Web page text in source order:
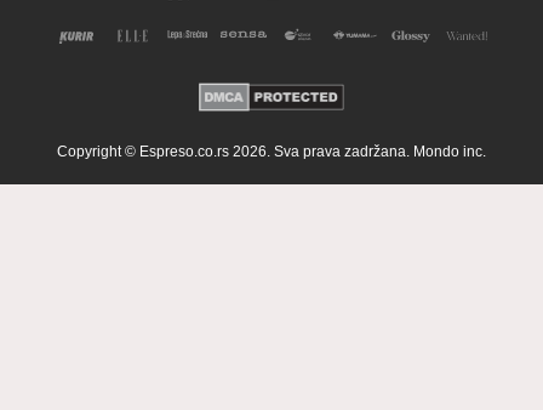
Copyright © Espreso.co.rs 2026. Sva prava zadržana. Mondo inc.